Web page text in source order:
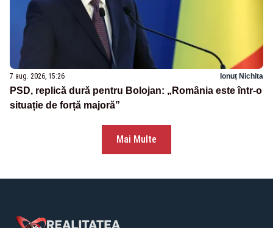
7 aug. 2026, 15:26 Ionuț Nichita
PSD, replică dură pentru Bolojan: „România este într-o
situație de forță majoră”
Mai Multe